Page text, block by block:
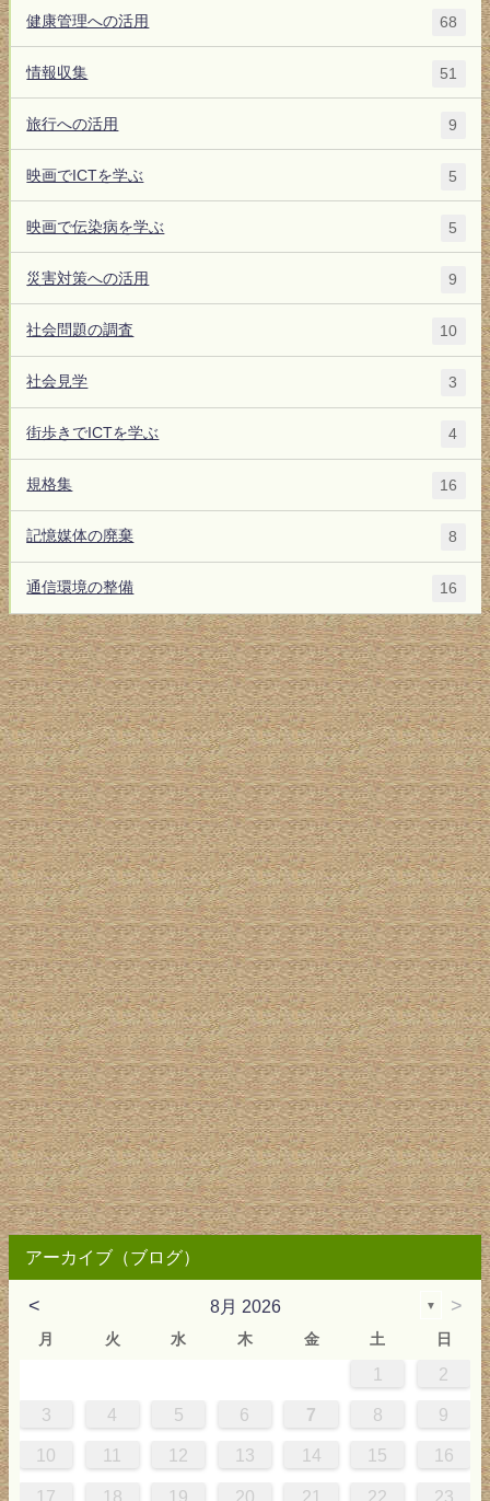
健康管理への活用 68
情報収集 51
旅行への活用 9
映画でICTを学ぶ 5
映画で伝染病を学ぶ 5
災害対策への活用 9
社会問題の調査 10
社会見学 3
街歩きでICTを学ぶ 4
規格集 16
記憶媒体の廃棄 8
通信環境の整備 16
アーカイブ（ブログ）
< 8月 2026 ▼ >
月 火 水 木 金 土 日
1 2
3 4 5 6 7 8 9
10 11 12 13 14 15 16
17 18 19 20 21 22 23